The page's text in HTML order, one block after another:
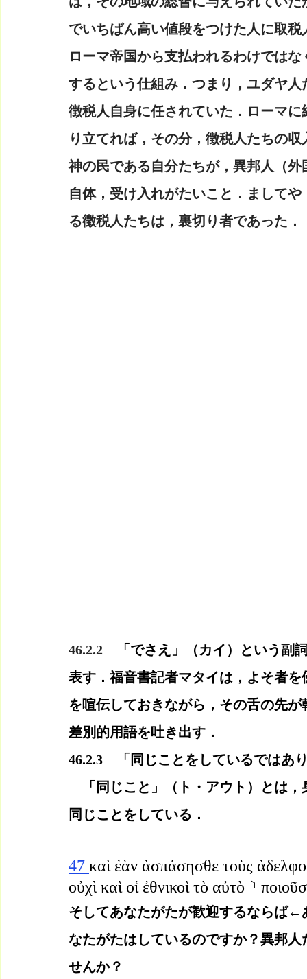
でいちばん高い値段をつけた人に取
ローマ帝国から支払われるわけでは
するという仕組み．つまり，ユダヤ
徴税人自身に任されていた．ローマ
り立てれば，その分，徴税人たちの
神の民である自分たちが，異邦人（
自体，受け入れがたいこと．まして
る徴税人たちは，裏切り者であった．
46.2.2
「でさえ」（カイ）という副
表す．福音書記者マタイは，よそ者
を喧伝しておきながら，その舌の先
差別的用語を吐き出す．
46.2.3　「同じことをしているではあ
「同じこと」（ト・アウト）とは，
同じことをしている．
47 καὶ ἐὰν ἀσπάσησθε τοὺς
οὐχὶ καὶ οἱ ἐθνικοὶ τὸ αὐτὸ ⸃
そしてあなたがたが歓迎するならば←
なたがたはしているのですか？異邦
せんか？